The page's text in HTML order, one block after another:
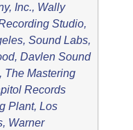
Inc., Wally
Studio,
Sound Labs,
Davlen Sound
The Mastering
Records
Plant, Los
Warner